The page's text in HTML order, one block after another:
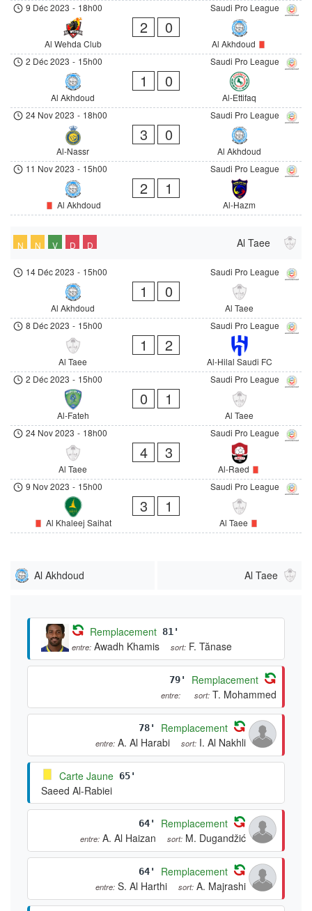
Saudi Pro League
9 Déc 2023 - 18h00
Al Wehda Club
2 0
Al Akhdoud
Saudi Pro League
2 Déc 2023 - 15h00
Al Akhdoud
1 0
Al-Ettifaq
Saudi Pro League
24 Nov 2023 - 18h00
Al-Nassr
3 0
Al Akhdoud
Saudi Pro League
11 Nov 2023 - 15h00
Al Akhdoud
2 1
Al-Hazm
Al Taee
N N V D D
Saudi Pro League
14 Déc 2023 - 15h00
Al Akhdoud
1 0
Al Taee
Saudi Pro League
8 Déc 2023 - 15h00
Al Taee
1 2
Al-Hilal Saudi FC
Saudi Pro League
2 Déc 2023 - 15h00
Al-Fateh
0 1
Al Taee
Saudi Pro League
24 Nov 2023 - 18h00
Al Taee
4 3
Al-Raed
Saudi Pro League
9 Nov 2023 - 15h00
Al Khaleej Saihat
3 1
Al Taee
Al Akhdoud Al Taee
Remplacement 81'
entre: Awadh Khamis sort: F. Tănase
79' Remplacement
entre: sort: T. Mohammed
78' Remplacement
entre: A. Al Harabi sort: I. Al Nakhli
Carte Jaune 65'
Saeed Al-Rabiei
64' Remplacement
entre: A. Al Haizan sort: M. Dugandžić
64' Remplacement
entre: S. Al Harthi sort: A. Majrashi